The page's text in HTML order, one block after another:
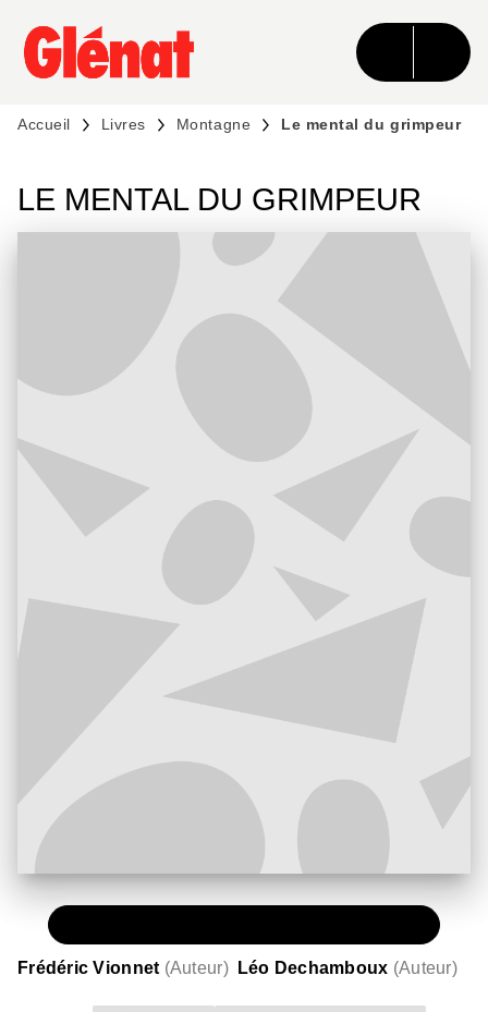
MENU RECHERCHE CONTENU
PIED DE PAGE
Accueil Livres Montagne Le mental du grimpeur
LE MENTAL DU GRIMPEUR
Frédéric Vionnet (Auteur) Léo Dechamboux (Auteur)